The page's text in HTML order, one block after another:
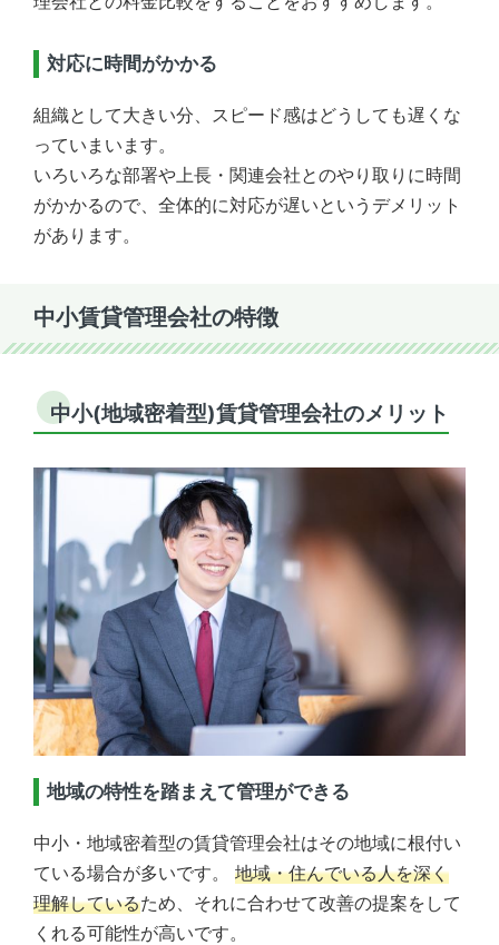
対応に時間がかかる
組織として大きい分、スピード感はどうしても遅くな
っていまいます。
いろいろな部署や上長・関連会社とのやり取りに時間
がかかるので、全体的に対応が遅いというデメリット
があります。
中小賃貸管理会社の特徴
中小(地域密着型)賃貸管理会社のメリット
地域の特性を踏まえて管理ができる
中小・地域密着型の賃貸管理会社はその地域に根付い
ている場合が多いです。 地域・住んでいる人を深く
理解しているため、それに合わせて改善の提案をして
くれる可能性が高いです。